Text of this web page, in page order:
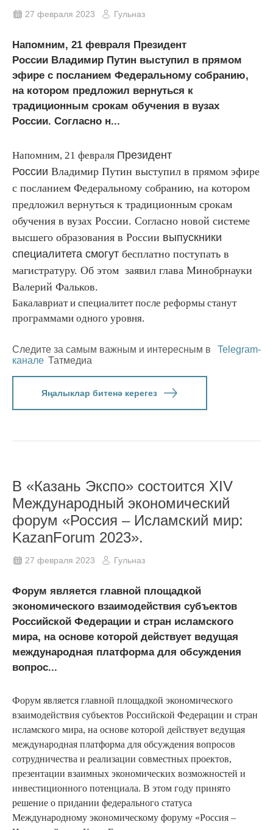
27 февраля 2023 Гульназ
Напомним, 21 февраля Президент
России Владимир Путин выступил в прямом
эфире с посланием Федеральному собранию,
на котором предложил вернуться к
традиционным срокам обучения в вузах
России. Согласно н...
Напомним, 21 февраля Президент
России Владимир Путин выступил в прямом эфире
с посланием Федеральному собранию, на котором
предложил вернуться к традиционным срокам
обучения в вузах России. Согласно новой системе
высшего образования в России выпускники
специалитета смогут бесплатно поступать в
магистратуру. Об этом заявил глава Минобрнауки
Валерий Фальков.
Бакалавриат и специалитет после реформы станут
программами одного уровня.
Следите за самым важным и интересным в
Telegram-
канале Татмедиа
Яңалыклар битенә керегез
В «Казань Экспо» состоится XIV
Международный экономический
форум «Россия – Исламский мир:
KazanForum 2023».
27 февраля 2023 Гульназ
Форум является главной площадкой
экономического взаимодействия субъектов
Российской Федерации и стран исламского
мира, на основе которой действует ведущая
международная платформа для обсуждения
вопрос...
Форум является главной площадкой экономического
взаимодействия субъектов Российской Федерации и стран
исламского мира, на основе которой действует ведущая
международная платформа для обсуждения вопросов
сотрудничества и реализации совместных проектов,
презентации взаимных экономических возможностей и
инвестиционного потенциала. В этом году принято
решение о придании федерального статуса
Международному экономическому форуму «Россия –